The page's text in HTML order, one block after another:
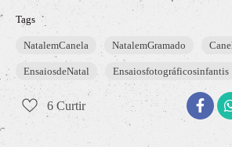
Tags
NatalemCanela NatalemGramado
EnsaiosdeNatal Ensaiosfotográficosinfantis
6 Curtir